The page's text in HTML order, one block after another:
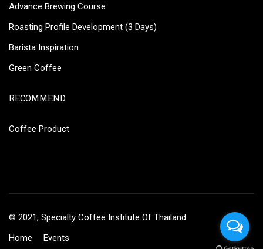
Advance Brewing Course
Roasting Profile Development (3 Days)
Barista Inspiration
Green Coffee
RECOMMEND
Coffee Product
© 2021, Specialty Coffee Institute Of Thailand.
Home
Events